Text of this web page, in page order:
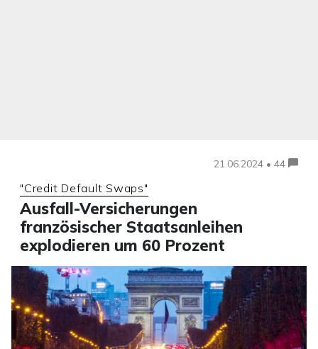
21.06.2024 • 44
"Credit Default Swaps"
Ausfall-Versicherungen
französischer Staatsanleihen
explodieren um 60 Prozent